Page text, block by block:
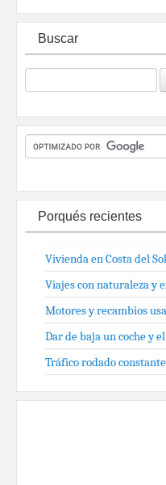
Buscar
Porqués recientes
Vivienda en Costa del
Viajes con naturaleza y
Motores y recambios
Dar de baja un coche y
Tráfico rodado